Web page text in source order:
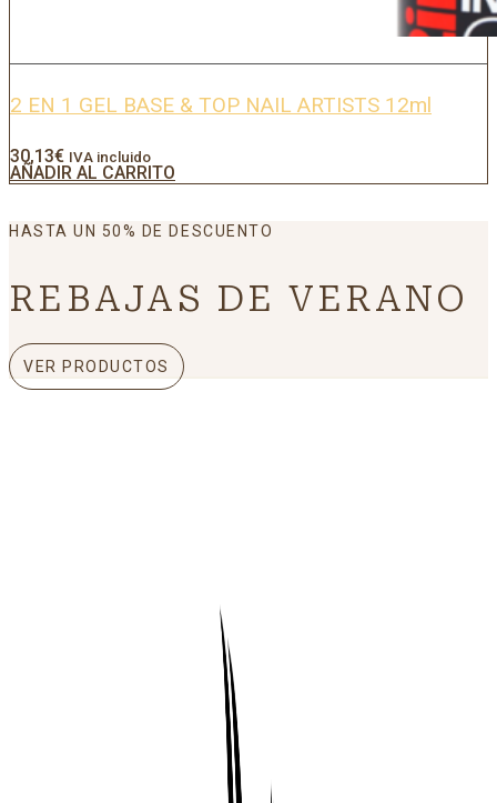
2 EN 1 GEL BASE & TOP NAIL ARTISTS 12ml
30,13€ IVA incluido
AÑADIR AL CARRITO
HASTA UN 50% DE DESCUENTO
REBAJAS DE VERANO
VER PRODUCTOS